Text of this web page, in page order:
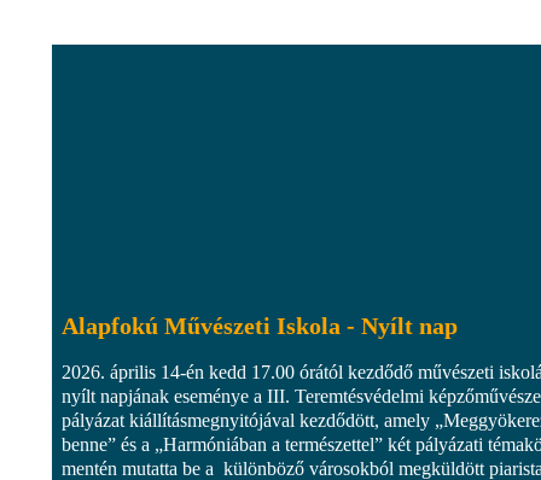
Alapfokú Művészeti Iskola - Nyílt nap
2026. április 14-én kedd 17.00 órától kezdődő művészeti
nyílt napjának eseménye a III. Teremtésvédelmi
pályázat kiállításmegnyitójával kezdődött, amely
benne” és a „Harmóniában a természettel” két pályázati
mentén mutatta be a különböző városokból megküldött